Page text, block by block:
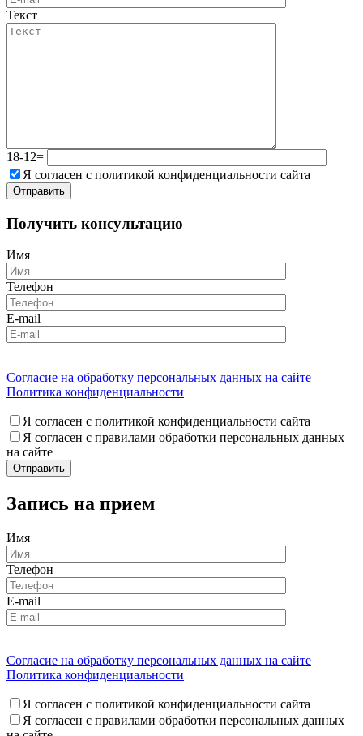
Текст
18-12=
Я согласен с политикой конфиденциальности сайта
Получить консультацию
Имя
Телефон
E-mail
Согласие на обработку персональных данных на сайте
Политика конфиденциальности
Я согласен с политикой конфиденциальности сайта
Я согласен с правилами обработки персональных данных
на сайте
Запись на прием
Имя
Телефон
E-mail
Согласие на обработку персональных данных на сайте
Политика конфиденциальности
Я согласен с политикой конфиденциальности сайта
Я согласен с правилами обработки персональных данных